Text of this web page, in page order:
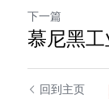
下一篇
慕尼黑
回到主页